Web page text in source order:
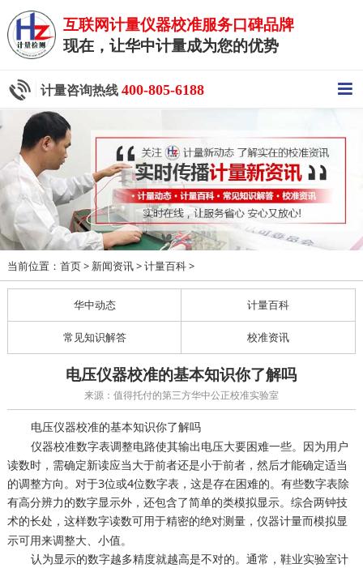
互联网计量仪器校准服务口碑品牌
现在，让华中计量成为您的优势
计量咨询热线 400-805-6188
当前位置： 首页> 新闻资讯> 计量百科>
华中动态 计量百科
常见知识解答 校准资讯
电压仪器校准的基本知识你了解吗
来源：值得托付的第三方华中公正校准实验室
电压仪器校准的基本知识你了解吗
仪器校准数字表调整电路使其输出电压大要困难一些。因为用户
读数时，需确定新读应当大于前者还是小于前者，然后才能确定适当
的调整方向。对于3位或4位数字表，这是存在困难的。有些数字表除
有高分辨力的数字显示外，还包含了简单的类模拟显示。综合两钟技
术的长处，这样数字读数可用于精密的绝对测量， 仪器计量而模拟显
示可用来调整大、小值。
认为显示的数字越多精度就越高是不对的。通常， 鞋业实验室计